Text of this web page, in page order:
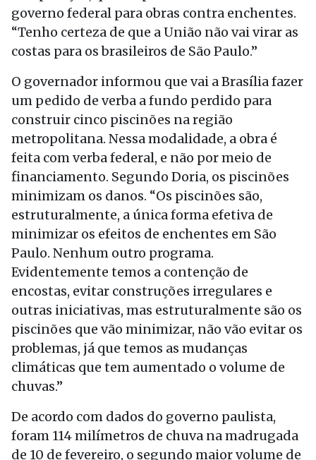
governo federal para obras contra enchentes.
“Tenho certeza de que a União não vai virar as
costas para os brasileiros de São Paulo.”
O governador informou que vai a Brasília fazer
um pedido de verba a fundo perdido para
construir cinco piscinões na região
metropolitana. Nessa modalidade, a obra é
feita com verba federal, e não por meio de
financiamento. Segundo Doria, os piscinões
minimizam os danos. “Os piscinões são,
estruturalmente, a única forma efetiva de
minimizar os efeitos de enchentes em São
Paulo. Nenhum outro programa.
Evidentemente temos a contenção de
encostas, evitar construções irregulares e
outras iniciativas, mas estruturalmente são os
piscinões que vão minimizar, não vão evitar os
problemas, já que temos as mudanças
climáticas que tem aumentado o volume de
chuvas.”
De acordo com dados do governo paulista,
foram 114 milímetros de chuva na madrugada
de 10 de fevereiro, o segundo maior volume de